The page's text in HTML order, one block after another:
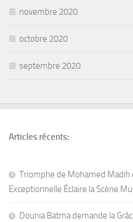
novembre 2020
octobre 2020
septembre 2020
Articles récents:
Triomphe de Mohamed Madih
Exceptionnelle Éclaire la Scène
Dounia Batma demande la